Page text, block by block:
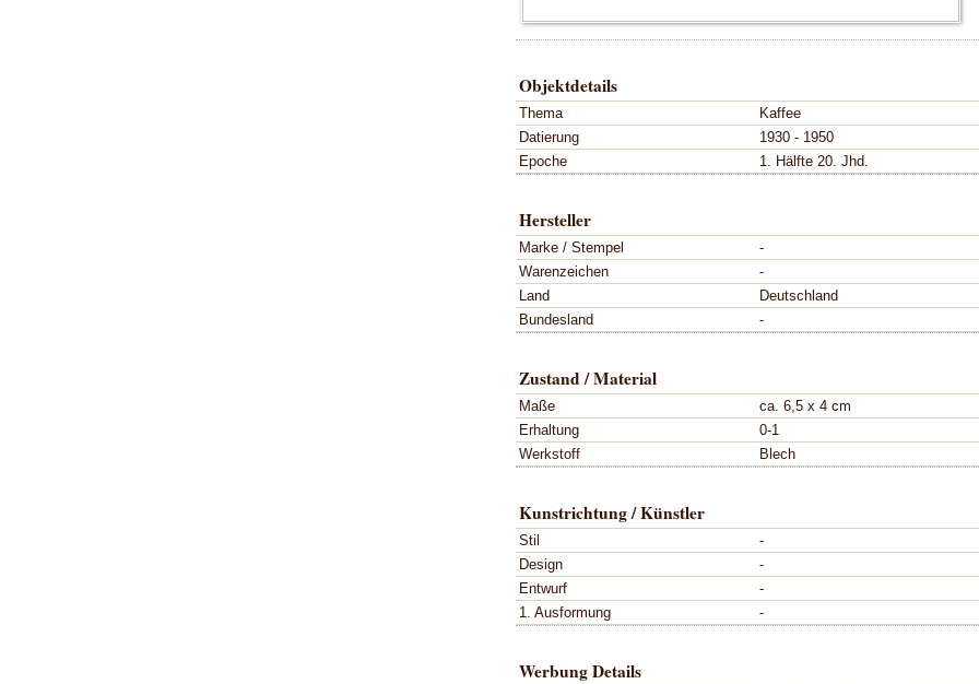
Objektdetails
Thema
Kaffee
Datierung
1930 - 1950
Epoche
1. Hälfte 20. Jhd.
Hersteller
Marke / Stempel
-
Warenzeichen
-
Land
Deutschland
Bundesland
-
Zustand / Material
Maße
ca. 6,5 x 4 cm
Erhaltung
0-1
Werkstoff
Blech
Kunstrichtung / Künstler
Stil
-
Design
-
Entwurf
-
1. Ausformung
-
Werbung Details